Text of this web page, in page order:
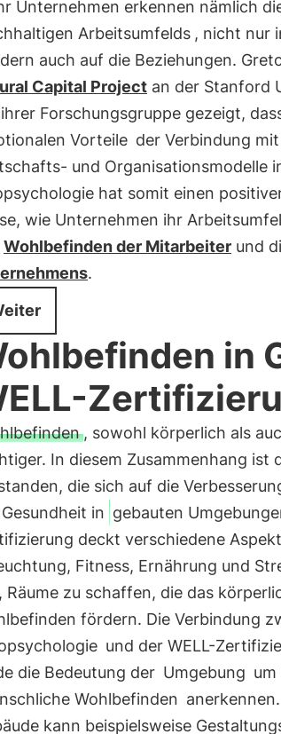
Unternehmen erkennen nämlich
Arbeitsumfelds , nicht nur
auch auf die Beziehungen.
Capital Projectan der Stanford
Forschungsgruppe gezeigt,
Vorteile der Verbindung
und Organisationsmodelle
hat somit einen
wie Unternehmen ihr
Wohlbefinden der Mitarbeiterund
.
in
, sowohl körperlich als
In diesem Zusammenhang ist
die sich auf die
in gebauten
deckt verschiedene
Fitness, Ernährung und
Räume zu schaffen, die das
fördern. Die Verbindung
und der WELL-
die Bedeutung der Umgebung um
Wohlbefinden
kann beispielsweise